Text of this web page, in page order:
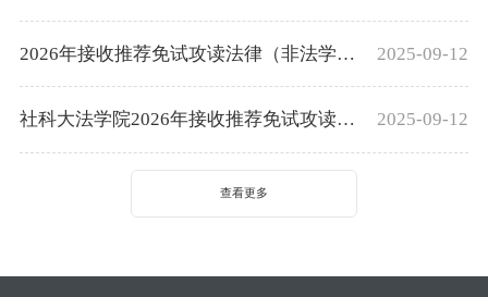
2025-09-12
2026年接收推荐免试攻读法律（非法学、...
2025-09-12
社科大法学院2026年接收推荐免试攻读学...
查看更多